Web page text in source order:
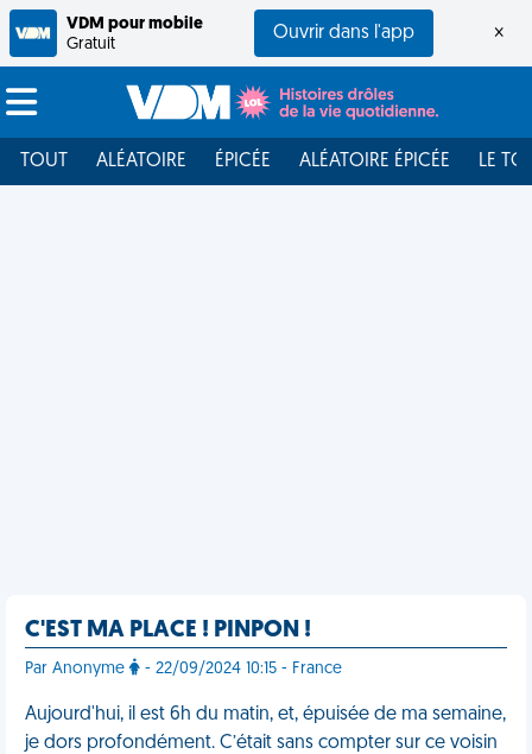
VDM pour mobile
Gratuit
Ouvrir dans l'app ×
TOUT ALÉATOIRE ÉPICÉE ALÉATOIRE ÉPICÉE LE
C'EST MA PLACE ! PINPON !
Par Anonyme - 22/09/2024 10:15 - France
Aujourd'hui, il est 6h du matin, et, épuisée de ma semaine,
je dors profondément. C’était sans compter sur ce voisin